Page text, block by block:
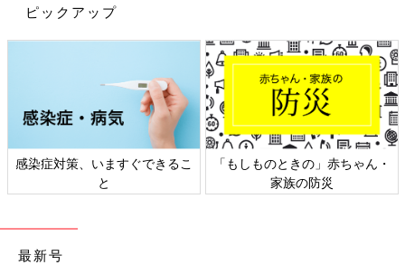
ピックアップ
感染症対策、いますぐできるこ
と
「もしものときの」赤ちゃん・
家族の防災
最新号